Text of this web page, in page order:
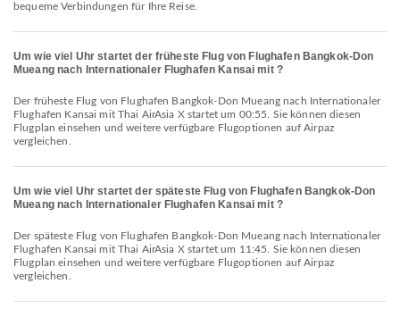
bequeme Verbindungen für Ihre Reise.
Um wie viel Uhr startet der früheste Flug von Flughafen Bangkok-Don
Mueang nach Internationaler Flughafen Kansai mit ?
Der früheste Flug von Flughafen Bangkok-Don Mueang nach Internationaler
Flughafen Kansai mit Thai AirAsia X startet um 00:55. Sie können diesen
Flugplan einsehen und weitere verfügbare Flugoptionen auf Airpaz
vergleichen.
Um wie viel Uhr startet der späteste Flug von Flughafen Bangkok-Don
Mueang nach Internationaler Flughafen Kansai mit ?
Der späteste Flug von Flughafen Bangkok-Don Mueang nach Internationaler
Flughafen Kansai mit Thai AirAsia X startet um 11:45. Sie können diesen
Flugplan einsehen und weitere verfügbare Flugoptionen auf Airpaz
vergleichen.